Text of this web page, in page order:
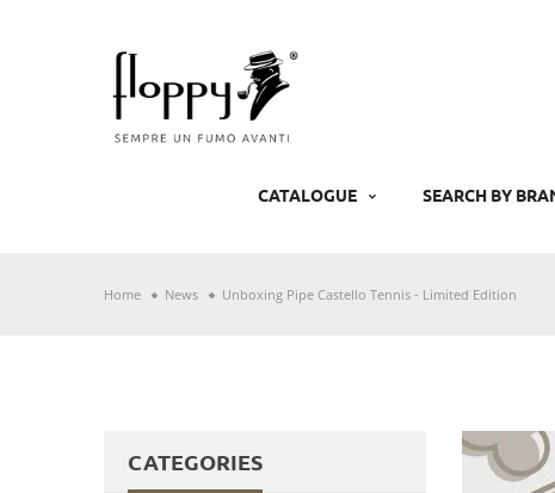
CATALOGUE SEARCH BY
Home News Unboxing Pipe Castello Tennis - Limited Edition
CATEGORIES